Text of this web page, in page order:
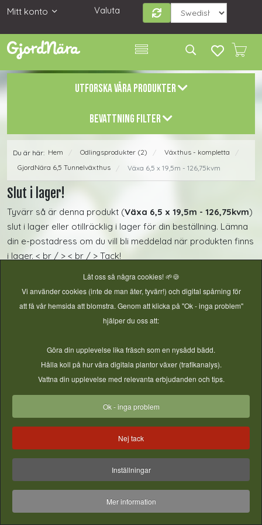
Mitt konto Valuta
UTFORSKA VÅRA PRODUKTER
BEVATTNING FILTER
Du är här: Hem / Odlingsprodukter (2) / Växthus - kompletta
/
GjordNära 6,5 Tunnelväxthus
/ Växa 6,5 x 19,5m - 126,75kvm
Slut i lager!
Tyvärr så är denna produkt (Växa 6,5 x 19,5m - 126,75kvm)
slut i lager eller otillräcklig i lager för din beställning. Lämna
din e-postadress om du vill bli meddelad när produkten finns
i lager. < br / > < br / > Tack!
E-post
© 2026 Vireta AB - GjordNära Tunnelväxthus. All Rights
Reserved.
Låt oss så några cookies! 🌱🍪
Vi använder cookies (inte de man äter, tyvärr!) och digital spårning för
att få vår hemsida att blomstra. Genom att klicka på "Ok - inga problem"
hjälper du oss att:
Göra din upplevelse lika fräsch som en nysådd bädd.
Hålla koll på hur våra digitala plantor växer (trafikanalys).
Vattna din upplevelse med relevanta erbjudanden och tips.
Ok - inga problem
Nej tack
Inställningar
Mer information